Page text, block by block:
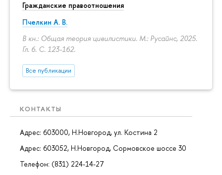
Гражданские правоотношения
Пчелкин А. В.
В кн.: Общая теория цивилистики. М.: Русайнс, 2025.
Гл. 6. С. 123-162.
Все публикации
КОНТАКТЫ
Адрес: 603000, Н.Новгород, ул. Костина 2
Адрес: 603052, Н.Новгород, Сормовское шоссе 30
Телефон: (831) 224-14-27